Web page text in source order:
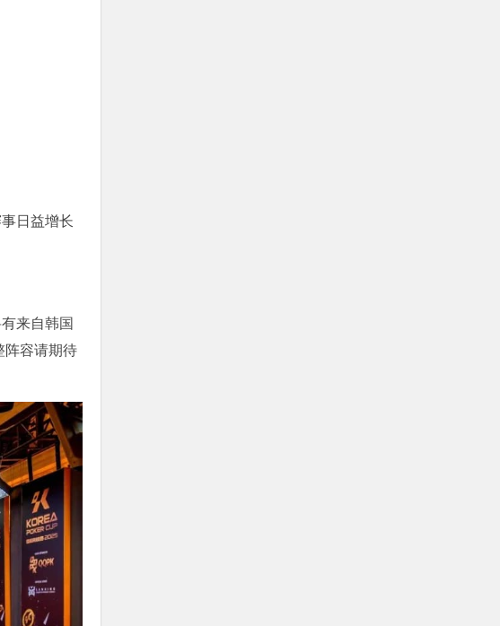
日益增长
来自韩国
阵容请期待